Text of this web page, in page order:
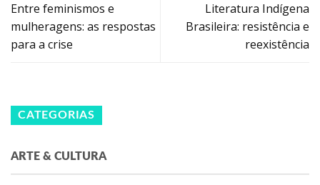
Entre feminismos e
mulheragens: as respostas
para a crise
Literatura Indígena
Brasileira: resistência e
reexistência
CATEGORIAS
ARTE & CULTURA